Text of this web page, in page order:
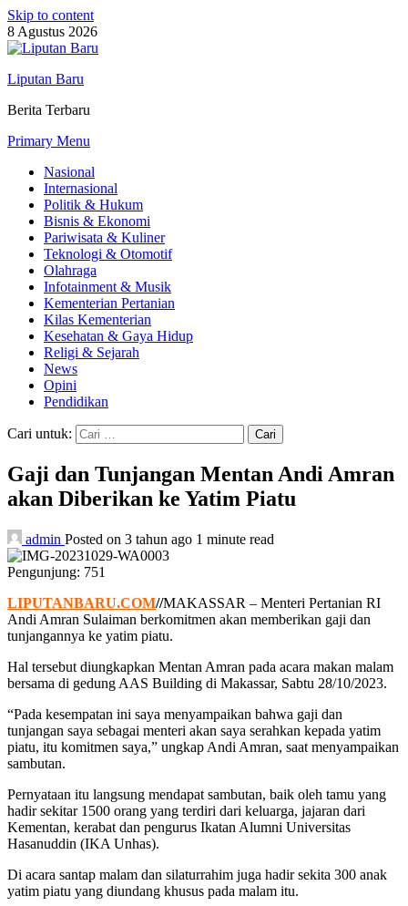
Skip to content
8 Agustus 2026
Liputan Baru
Berita Terbaru
Primary Menu
Nasional
Internasional
Politik & Hukum
Bisnis & Ekonomi
Pariwisata & Kuliner
Teknologi & Otomotif
Olahraga
Infotainment & Musik
Kementerian Pertanian
Kilas Kementerian
Kesehatan & Gaya Hidup
Religi & Sejarah
News
Opini
Pendidikan
Cari untuk:
Gaji dan Tunjangan Mentan Andi Amran
akan Diberikan ke Yatim Piatu
admin Posted on 3 tahun ago 1 minute read
Pengunjung: 751
LIPUTANBARU.COM//MAKASSAR – Menteri Pertanian RI
Andi Amran Sulaiman berkomitmen akan memberikan gaji dan
tunjangannya ke yatim piatu.
Hal tersebut diungkapkan Mentan Amran pada acara makan malam
bersama di gedung AAS Building di Makassar, Sabtu 28/10/2023.
“Pada kesempatan ini saya menyampaikan bahwa gaji dan
tunjangan saya sebagai menteri akan saya serahkan kepada yatim
piatu, itu komitmen saya,” ungkap Andi Amran, saat menyampaikan
sambutan.
Pernyataan itu langsung mendapat sambutan, baik oleh tamu yang
hadir sekitar 1500 orang yang terdiri dari keluarga, jajaran dari
Kementan, kerabat dan pengurus Ikatan Alumni Universitas
Hasanuddin (IKA Unhas).
Di acara santap malam dan silaturrahim juga hadir sekita 300 anak
yatim piatu yang diundang khusus pada malam itu.